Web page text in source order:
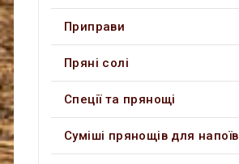
Приправи
Пряні солі
Спеції та прянощі
Суміші прянощів для напоїв